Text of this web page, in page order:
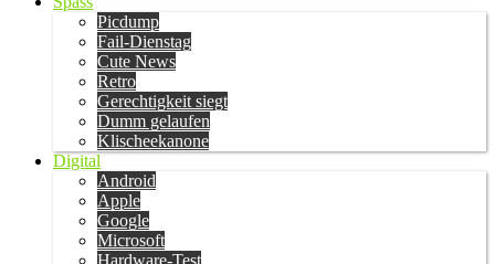
Picdump
Fail-Dienstag
Cute News
Retro
Gerechtigkeit siegt
Dumm gelaufen
Klischeekanone
Digital
Android
Apple
Google
Microsoft
Hardware-Test